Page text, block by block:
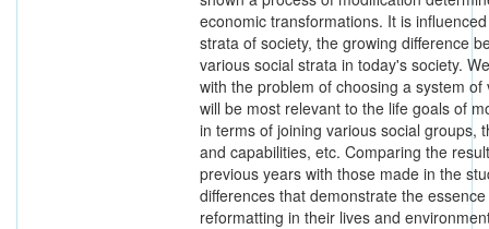
economic transformations. It is
strata of society, the growing difference
various social strata in today's society.
with the problem of choosing a system of
will be most relevant to the life goals of
in terms of joining various social groups,
and capabilities, etc. Comparing the
previous years with those made in the
differences that demonstrate the
reformatting in their lives and